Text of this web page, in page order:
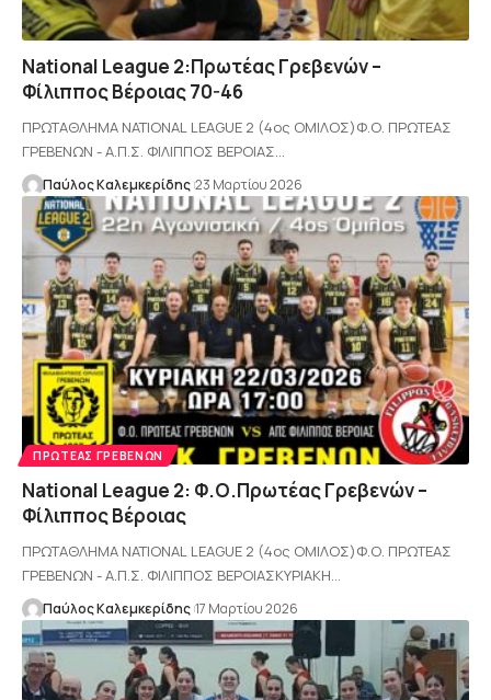
National League 2:Πρωτέας Γρεβενών –
Φίλιππος Βέροιας 70-46
ΠΡΩΤΑΘΛΗΜΑ NATIONAL LEAGUE 2 (4ος ΟΜΙΛΟΣ)Φ.Ο. ΠΡΩΤΕΑΣ
ΓΡΕΒΕΝΩΝ - Α.Π.Σ. ΦΙΛΙΠΠΟΣ ΒΕΡΟΙΑΣ…
Παύλος Καλεμκερίδης 23 Μαρτίου 2026
ΠΡΩΤΈΑΣ ΓΡΕΒΕΝΏΝ
National League 2: Φ.Ο.Πρωτέας Γρεβενών –
Φίλιππος Βέροιας
ΠΡΩΤΑΘΛΗΜΑ NATIONAL LEAGUE 2 (4ος ΟΜΙΛΟΣ)Φ.Ο. ΠΡΩΤΕΑΣ
ΓΡΕΒΕΝΩΝ - Α.Π.Σ. ΦΙΛΙΠΠΟΣ ΒΕΡΟΙΑΣΚΥΡΙΑΚΗ…
Παύλος Καλεμκερίδης 17 Μαρτίου 2026